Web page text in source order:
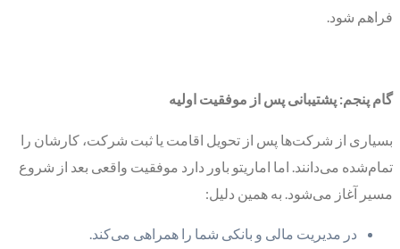
فراهم شود.
گام پنجم: پشتیبانی پس از موفقیت اولیه
بسیاری از شرکت‌ها پس از تحویل اقامت یا ثبت شرکت، کارشان را
تمام‌شده می‌دانند. اما اماریتو باور دارد موفقیت واقعی بعد از شروع
مسیر آغاز می‌شود. به همین دلیل:
در مدیریت مالی و بانکی شما را همراهی می‌کند.